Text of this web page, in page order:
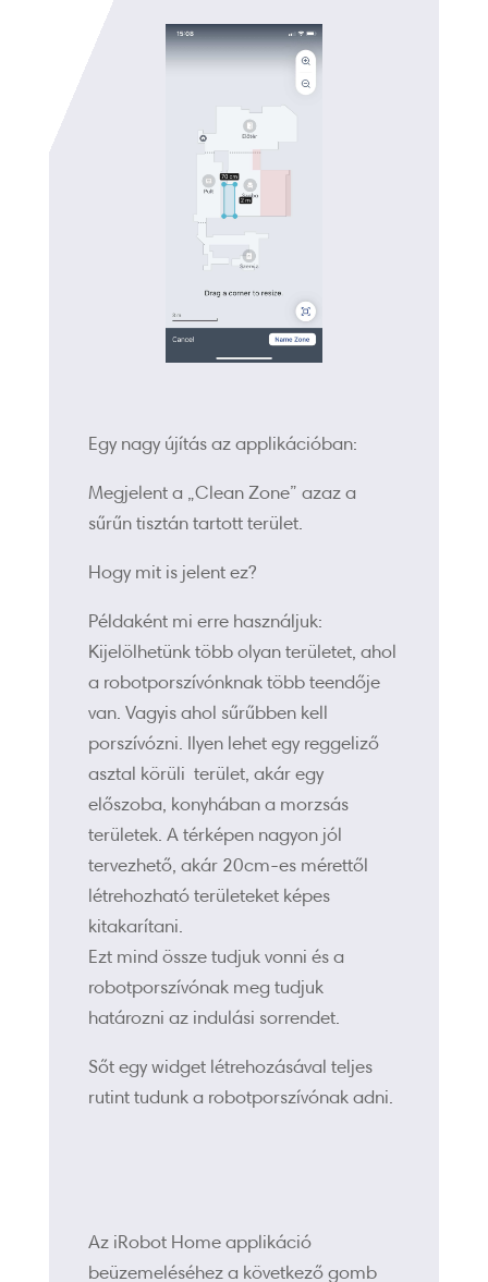
Egy nagy újítás az applikációban:
Megjelent a „Clean Zone” azaz a
sűrűn tisztán tartott terület.
Hogy mit is jelent ez?
Példaként mi erre használjuk:
Kijelölhetünk több olyan területet, ahol
a robotporszívónknak több teendője
van. Vagyis ahol sűrűbben kell
porszívózni. Ilyen lehet egy reggeliző
asztal körüli terület, akár egy
előszoba, konyhában a morzsás
területek. A térképen nagyon jól
tervezhető, akár 20cm-es mérettől
létrehozható területeket képes
kitakarítani.
Ezt mind össze tudjuk vonni és a
robotporszívónak meg tudjuk
határozni az indulási sorrendet.
Sőt egy widget létrehozásával teljes
rutint tudunk a robotporszívónak adni.
Az iRobot Home applikáció
beüzemeléséhez a következő gomb